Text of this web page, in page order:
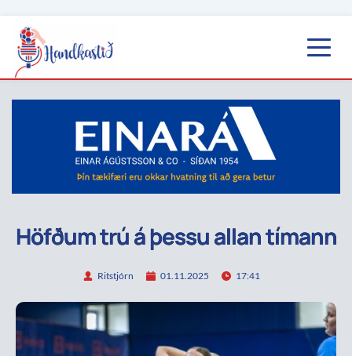
Höfðum trú á þessu allan tímann
Ritstjórn 01.11.2025 17:41